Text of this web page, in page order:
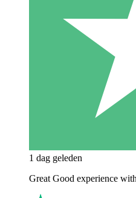
1 dag geleden
Great Good experience